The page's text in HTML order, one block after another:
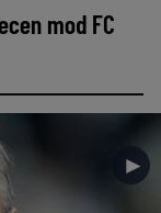
mod FC
►